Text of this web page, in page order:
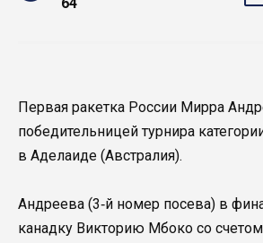
Первая ракетка России Мирра
победительницей турнира
в Аделаиде (Австралия).
Андреева (3‑й номер посева) в
канадку Викторию Мбоко со счетом